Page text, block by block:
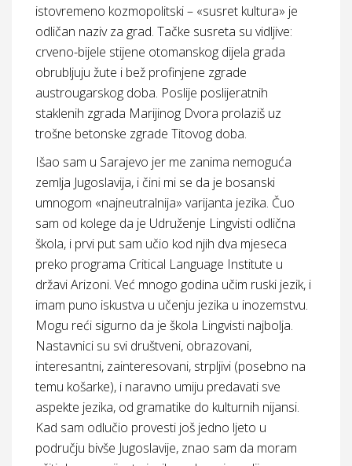
istovremeno kozmopolitski – «susret kultura» je
odličan naziv za grad. Tačke susreta su vidljive:
crveno-bijele stijene otomanskog dijela grada
obrubljuju žute i bež profinjene zgrade
austrougarskog doba. Poslije poslijeratnih
staklenih zgrada Marijinog Dvora prolaziš uz
trošne betonske zgrade Titovog doba.
Išao sam u Sarajevo jer me zanima nemoguća
zemlja Jugoslavija, i čini mi se da je bosanski
umnogom «najneutralnija» varijanta jezika. Čuo
sam od kolege da je Udruženje Lingvisti odlična
škola, i prvi put sam učio kod njih dva mjeseca
preko programa Critical Language Institute u
državi Arizoni. Već mnogo godina učim ruski jezik, i
imam puno iskustva u učenju jezika u inozemstvu.
Mogu reći sigurno da je škola Lingvisti najbolja.
Nastavnici su svi društveni, obrazovani,
interesantni, zainteresovani, strpljivi (posebno na
temu košarke), i naravno umiju predavati sve
aspekte jezika, od gramatike do kulturnih nijansi.
Kad sam odlučio provesti još jedno ljeto u
području bivše Jugoslavije, znao sam da moram